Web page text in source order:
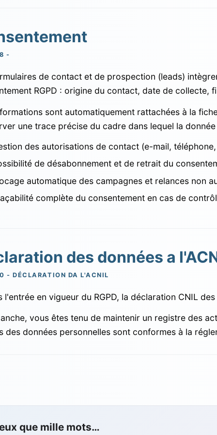
-
de contact et de prospection (leads)
RGPD : origine du contact, date de collecte,
sont automatiquement rattachées à la
une trace précise du cadre dans lequel la
des autorisations de contact (e-mail,
de désabonnement et de retrait du
automatique des campagnes et relances non
complète du consentement en cas de
des données a
- DÉCLARATION DA L'ACNIL
l'entrée en vigueur du RGPD, la déclaration CNIL
vous êtes tenu de maintenir un registre des
des données personnelles sont conformes à la
que mille mots…